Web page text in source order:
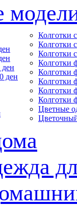
ден
Колготки
Колготки
Колготки
Колготки
Колготки
Колготки
Колготки
Колготки
Цветные